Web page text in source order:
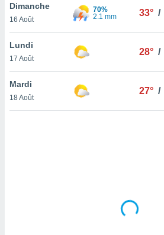
votre
à
en
le
Dimanche
16 Août
70%
2.1 mm
33° /
Lundi
17 Août
28° /
Mardi
18 Août
27° /